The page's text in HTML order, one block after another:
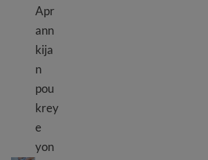
Konsèy rezime
Apr
ann
kija
n
pou
krey
e
yon